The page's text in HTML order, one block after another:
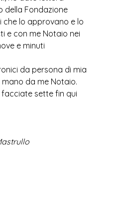
della Fondazione
lo approvano e lo
e con me Notaio nei
e minuti
da persona di mia
da me Notaio.
sette fin qui